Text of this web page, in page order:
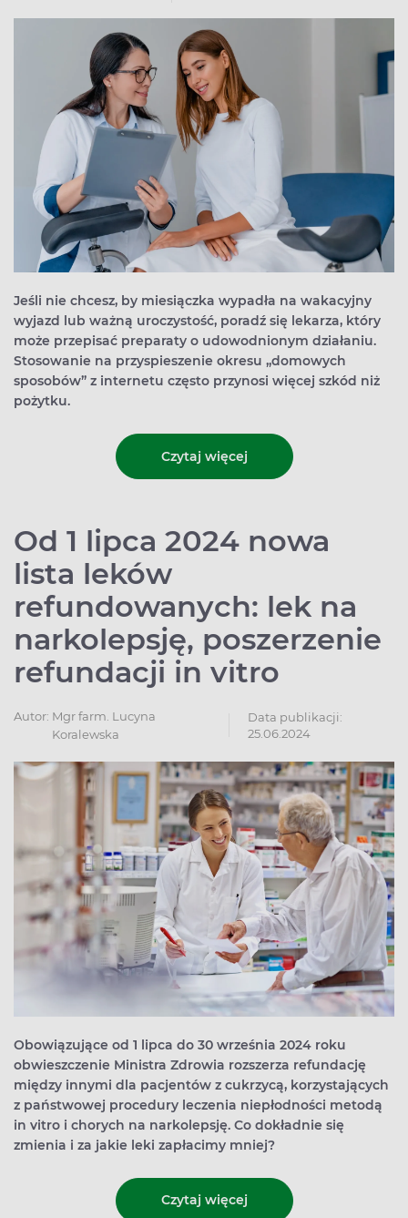
Jeśli nie chcesz, by miesiączka wypadła na wakacyjny
wyjazd lub ważną uroczystość, poradź się lekarza, który
może przepisać preparaty o udowodnionym działaniu.
Stosowanie na przyspieszenie okresu „domowych
sposobów” z internetu często przynosi więcej szkód niż
pożytku.
Czytaj więcej
Od 1 lipca 2024 nowa
lista leków
refundowanych: lek na
narkolepsję, poszerzenie
refundacji in vitro
Autor: Mgr farm. Lucyna
Koralewska
Data publikacji:
25.06.2024
Obowiązujące od 1 lipca do 30 września 2024 roku
obwieszczenie Ministra Zdrowia rozszerza refundację
między innymi dla pacjentów z cukrzycą, korzystających
z państwowej procedury leczenia niepłodności metodą
in vitro i chorych na narkolepsję. Co dokładnie się
zmienia i za jakie leki zapłacimy mniej?
Czytaj więcej